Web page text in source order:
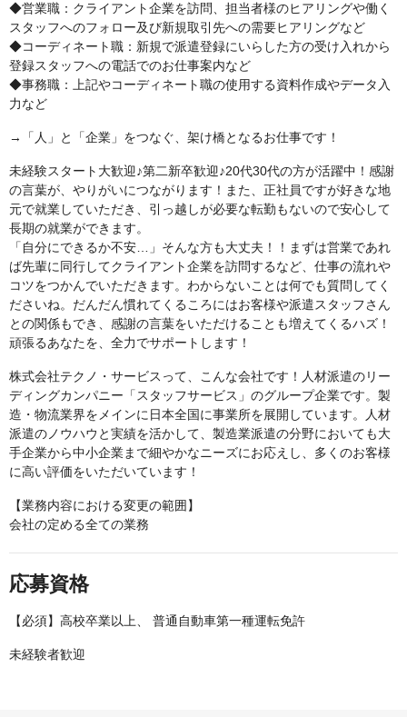
◆営業職：クライアント企業を訪問、担当者様のヒアリングや働く
スタッフへのフォロー及び新規取引先への需要ヒアリングなど
◆コーディネート職：新規で派遣登録にいらした方の受け入れから
登録スタッフへの電話でのお仕事案内など
◆事務職：上記やコーディネート職の使用する資料作成やデータ入
力など
→「人」と「企業」をつなぐ、架け橋となるお仕事です！
未経験スタート大歓迎♪第二新卒歓迎♪20代30代の方が活躍中！感謝
の言葉が、やりがいにつながります！また、正社員ですが好きな地
元で就業していただき、引っ越しが必要な転勤もないので安心して
長期の就業ができます。
「自分にできるか不安…」そんな方も大丈夫！！まずは営業であれ
ば先輩に同行してクライアント企業を訪問するなど、仕事の流れや
コツをつかんでいただきます。わからないことは何でも質問してく
ださいね。だんだん慣れてくるころにはお客様や派遣スタッフさん
との関係もでき、感謝の言葉をいただけることも増えてくるハズ！
頑張るあなたを、全力でサポートします！
株式会社テクノ・サービスって、こんな会社です！人材派遣のリー
ディングカンパニー「スタッフサービス」のグループ企業です。製
造・物流業界をメインに日本全国に事業所を展開しています。人材
派遣のノウハウと実績を活かして、製造業派遣の分野においても大
手企業から中小企業まで細やかなニーズにお応えし、多くのお客様
に高い評価をいただいています！
【業務内容における変更の範囲】
会社の定める全ての業務
応募資格
【必須】高校卒業以上、 普通自動車第一種運転免許
未経験者歓迎